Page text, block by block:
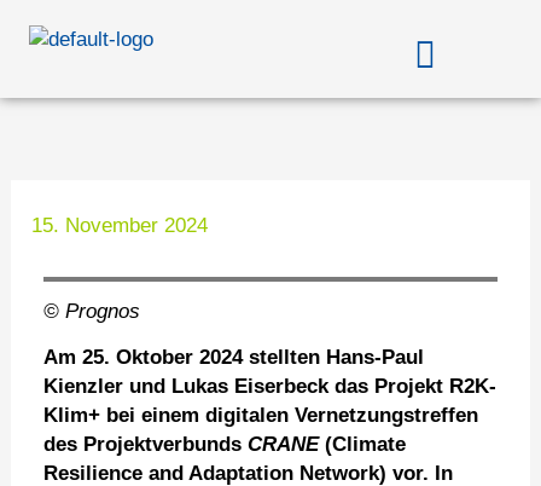
Inhalt
Menü
15. November 2024
© Prognos
Am 25. Oktober 2024 stellten Hans-Paul
Kienzler und Lukas Eiserbeck das Projekt R2K-
Klim+ bei einem digitalen Vernetzungstreffen
des ProjektverbundsCRANE(Climate
Resilience and Adaptation Network) vor. In